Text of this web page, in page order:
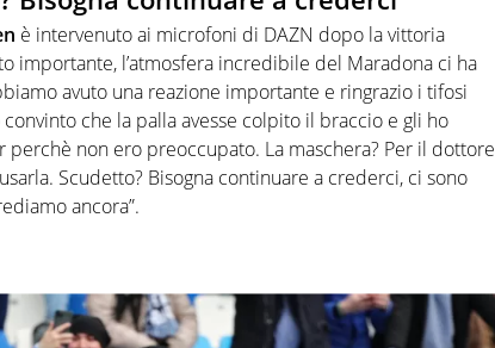
è intervenuto ai microfoni di DAZN dopo la vittoria
importante, l’atmosfera incredibile del Maradona ci ha
avuto una reazione importante e ringrazio i tifosi
che la palla avesse colpito il braccio e gli ho
perchè non ero preoccupato. La maschera? Per il dottore
Scudetto? Bisogna continuare a crederci, ci sono
ancora”.